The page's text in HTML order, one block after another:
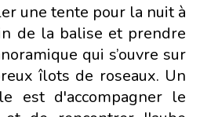
une tente pour la nuit à
de la balise et prendre
qui s’ouvre sur
îlots de roseaux. Un
est d'accompagner le